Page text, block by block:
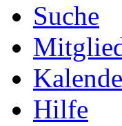
Suche
Hilfe